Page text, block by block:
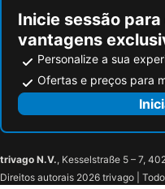
Inicie sessão
vantagens
Personalize a sua
Ofertas e preços para
trivago N.V., Kesselstraße 5 – 7,
Direitos autorais 2026 trivago |